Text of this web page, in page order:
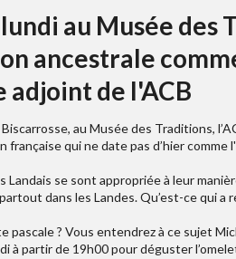
au Musée des
ancestrale
de l'ACB
au Musée des Traditions,
qui ne date pas d’hier comme
se sont appropriée à leur
dans les Landes. Qu’est-ce qui a
? Vous entendrez à ce sujet
à partir de 19h00 pour déguster